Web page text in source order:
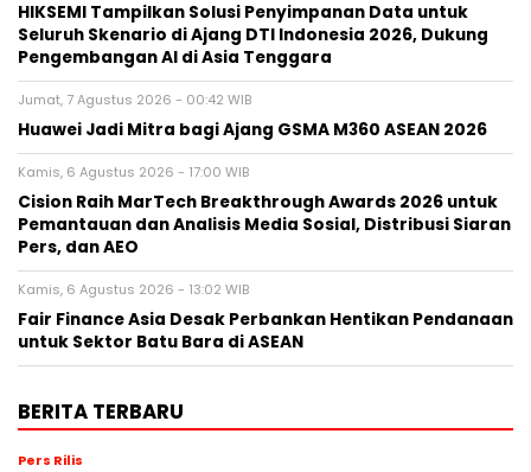
HIKSEMI Tampilkan Solusi Penyimpanan Data untuk
Seluruh Skenario di Ajang DTI Indonesia 2026, Dukung
Pengembangan AI di Asia Tenggara
Jumat, 7 Agustus 2026 - 00:42 WIB
Huawei Jadi Mitra bagi Ajang GSMA M360 ASEAN 2026
Kamis, 6 Agustus 2026 - 17:00 WIB
Cision Raih MarTech Breakthrough Awards 2026 untuk
Pemantauan dan Analisis Media Sosial, Distribusi Siaran
Pers, dan AEO
Kamis, 6 Agustus 2026 - 13:02 WIB
Fair Finance Asia Desak Perbankan Hentikan Pendanaan
untuk Sektor Batu Bara di ASEAN
BERITA TERBARU
Pers Rilis